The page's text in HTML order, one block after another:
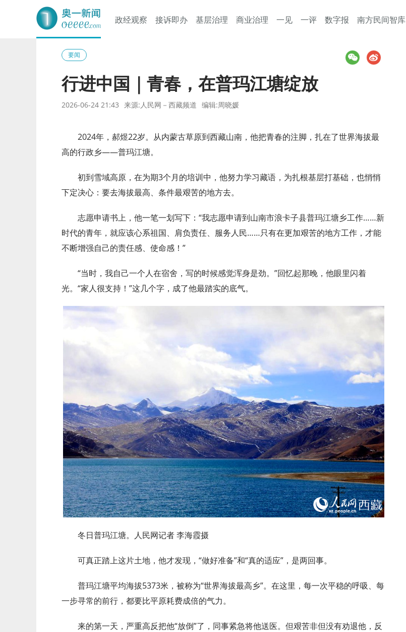
奥一网
政经观察 接诉即办 基层治理 商业治理 一见 一评 数字报 南方民间智库
要闻
行进中国｜青春，在普玛江塘绽放
2026-06-24 21:43 来源:人民网－西藏频道 编辑:周晓媛
2024年，郝煜22岁。从内蒙古草原到西藏山南，他把青春的注脚，扎在了世界海拔最
高的行政乡——普玛江塘。
初到雪域高原，在为期3个月的培训中，他努力学习藏语，为扎根基层打基础，也悄悄
下定决心：要去海拔最高、条件最艰苦的地方去。
志愿申请书上，他一笔一划写下：“我志愿申请到山南市浪卡子县普玛江塘乡工作……新
时代的青年，就应该心系祖国、肩负责任、服务人民……只有在更加艰苦的地方工作，才能
不断增强自己的责任感、使命感！”
“当时，我自己一个人在宿舍，写的时候感觉浑身是劲。”回忆起那晚，他眼里闪着
光。“家人很支持！”这几个字，成了他最踏实的底气。
冬日普玛江塘。人民网记者 李海霞摄
可真正踏上这片土地，他才发现，“做好准备”和“真的适应”，是两回事。
普玛江塘平均海拔5373米，被称为“世界海拔最高乡”。在这里，每一次平稳的呼吸、每
一步寻常的前行，都要比平原耗费成倍的气力。
来的第一天，严重高反把他“放倒”了，同事紧急将他送医。但艰苦非但没有劝退他，反